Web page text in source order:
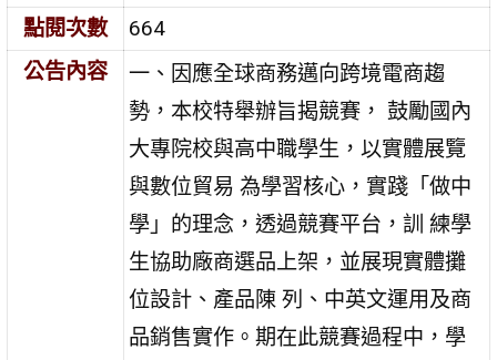
點閱次數
664
公告內容
一、因應全球商務邁向跨境電商趨
勢，本校特舉辦旨揭競賽， 鼓勵國內
大專院校與高中職學生，以實體展覽
與數位貿易 為學習核心，實踐「做中
學」的理念，透過競賽平台，訓 練學
生協助廠商選品上架，並展現實體攤
位設計、產品陳 列、中英文運用及商
品銷售實作。期在此競賽過程中，學